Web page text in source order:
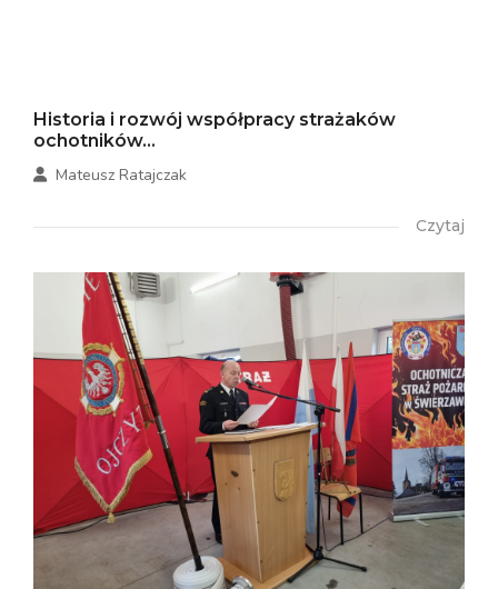
Historia i rozwój współpracy strażaków
ochotników...
Mateusz Ratajczak
Czytaj